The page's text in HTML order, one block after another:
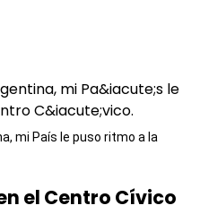
mi País le puso ritmo a la
el Centro Cívico